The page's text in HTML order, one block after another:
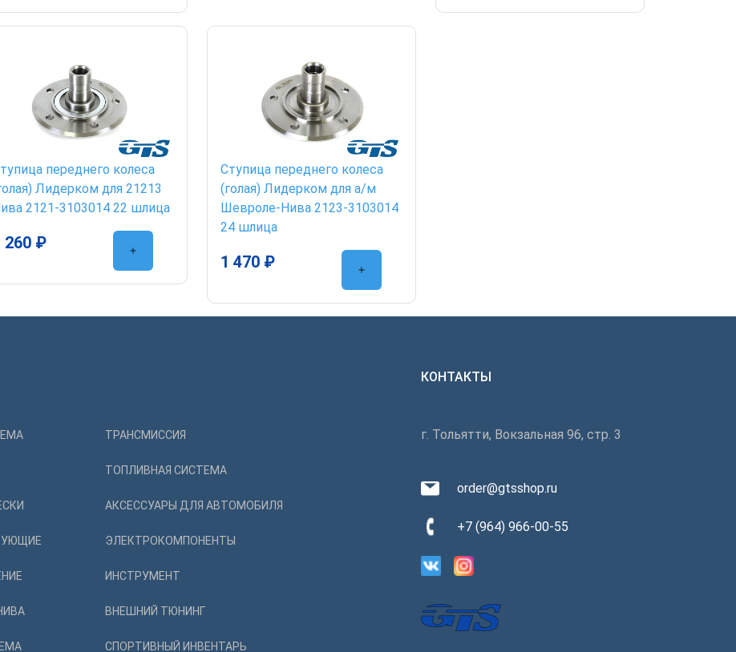
переднего колеса
Лидерком для 21213
2121-3103014 22 шлица
260 ₽
Ступица переднего колеса
(голая) Лидерком для а/м
Шевроле-Нива 2123-3103014
24 шлица
1 470 ₽
ТРАНСМИССИЯ
ТОПЛИВНАЯ СИСТЕМА
АКСЕССУАРЫ ДЛЯ АВТОМОБИЛЯ
ЭЛЕКТРОКОМПОНЕНТЫ
ИНСТРУМЕНТ
ВНЕШНИЙ ТЮНИНГ
СПОРТИВНЫЙ ИНВЕНТАРЬ
КОНТАКТЫ
г. Тольятти, Вокзальная 96, стр. 3
order@gtsshop.ru
+7 (964) 966-00-55